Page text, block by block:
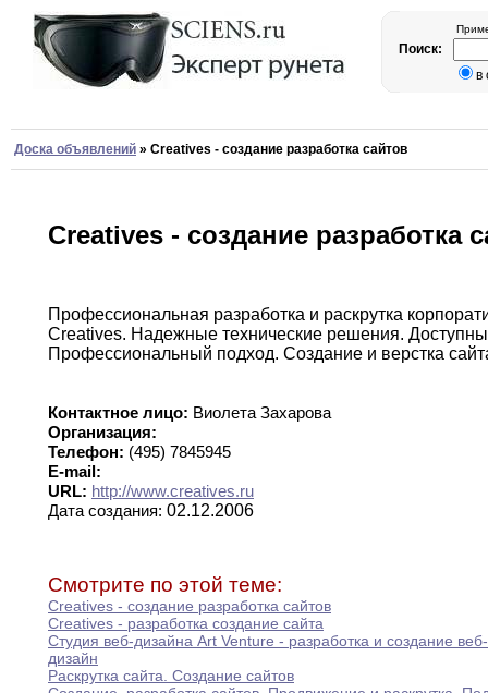
Поиск:
в
Доска объявлений » Creatives - создание разработка сайтов
Creatives - создание разработка
Профессиональная разработка и раскрутка
Creatives. Надежные технические решения.
Профессиональный подход. Создание и верстка
Контактное лицо: Виолета Захарова
Организация:
Телефон: (495) 7845945
E-mail:
URL: http://www.creatives.ru
Дата создания: 02.12.2006
Смотрите по этой теме:
Creatives - создание разработка сайтов
Creatives - разработка создание сайта
Студия веб-дизайна Art Venture - разработка и создание
дизайн
Раскрутка сайта. Создание сайтов